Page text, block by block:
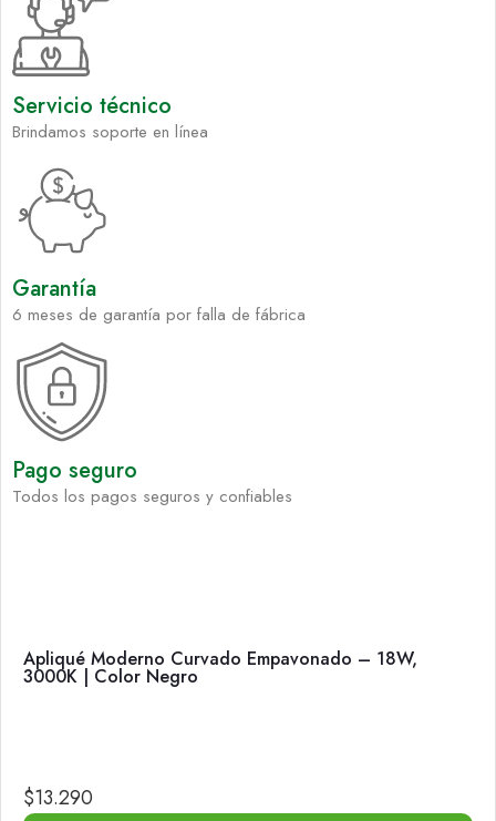
Servicio técnico
Brindamos soporte en línea
Garantía
6 meses de garantía por falla de fábrica
Pago seguro
Todos los pagos seguros y confiables
Apliqué Moderno Curvado Empavonado – 18W,
3000K | Color Negro
$13.290